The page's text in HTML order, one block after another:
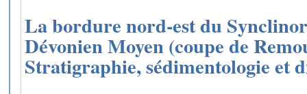
La bordure nord-est du
Dévonien Moyen (coupe de
Stratigraphie, sédimentologie et